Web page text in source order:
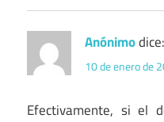
Anónimodice:
10 de enero de
Efectivamente, si el